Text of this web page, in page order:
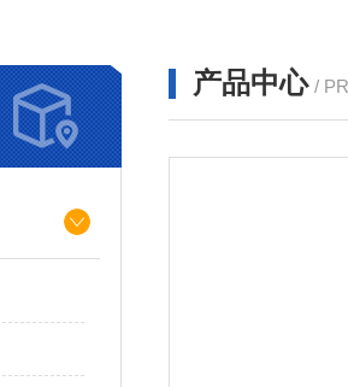
产品中心 /